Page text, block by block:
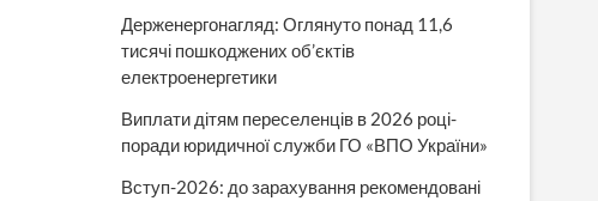
Держенергонагляд: Оглянуто понад 11,6
тисячі пошкоджених об’єктів
електроенергетики
Виплати дітям переселенців в 2026 році-
поради юридичної служби ГО «ВПО України»
Вступ-2026: до зарахування рекомендовані